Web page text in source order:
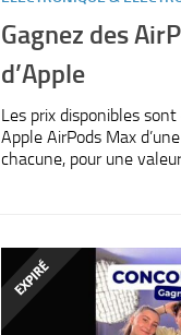
Gagnez des
d’Apple
Les prix disponibles sont
Apple AirPods Max
chacune, pour une valeur